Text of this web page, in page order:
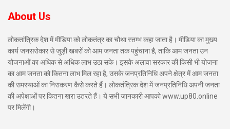
About Us
लोकतांत्रिक देश में मीडिया को लोकतंत्र का चौथा स्तम्भ कहा जाता है। मीडिया का मुख्य
कार्य जनसरोकार से जुड़ी खबरों को आम जनता तक पहुंचाना है, ताकि आम जनता उन
योजनाओं का अधिक से अधिक लाभ उठा सके। इसके अलावा सरकार की किसी भी योजना
का आम जनता को कितना लाभ मिल रहा है, उसके जनप्रतिनिधि अपने क्षेत्र में आम जनता
की समस्याओं का निराकरण कैसे करते हैं। लोकतंत्रिक देश में जनप्रतिनिधि अपनी जनता
की अपेक्षाओं पर कितना खरा उतरते हैं। ये सभी जानकारी आपको www.up80.online
पर मिलेंगी।